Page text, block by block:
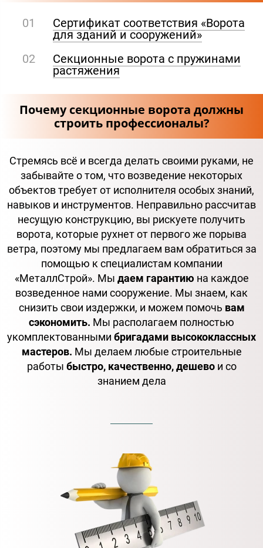
Сертификат соответствия «Ворота
для зданий и сооружений»
Секционные ворота с пружинами
растяжения
Почему секционные ворота должны
строить профессионалы?
Стремясь всё и всегда делать своими руками, не
забывайте о том, что возведение некоторых
объектов требует от исполнителя особых знаний,
навыков и инструментов. Неправильно рассчитав
несущую конструкцию, вы рискуете получить
ворота, которые рухнет от первого же порыва
ветра, поэтому мы предлагаем вам обратиться за
помощью к специалистам компании
«МеталлСтрой». Мы даем гарантию на каждое
возведенное нами сооружение. Мы знаем, как
снизить свои издержки, и можем помочь вам
сэкономить. Мы располагаем полностью
укомплектованными бригадами высококлассных
мастеров. Мы делаем любые строительные
работы быстро, качественно, дешевои со
знанием дела